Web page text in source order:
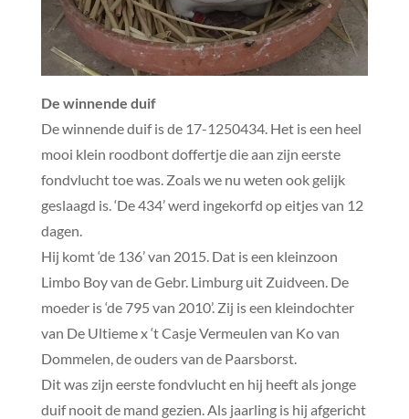
De winnende duif
De winnende duif is de 17-1250434. Het is een heel
mooi klein roodbont doffertje die aan zijn eerste
fondvlucht toe was. Zoals we nu weten ook gelijk
geslaagd is. ‘De 434’ werd ingekorfd op eitjes van 12
dagen.
Hij komt ‘de 136’ van 2015. Dat is een kleinzoon
Limbo Boy van de Gebr. Limburg uit Zuidveen. De
moeder is ‘de 795 van 2010’. Zij is een kleindochter
van De Ultieme x ‘t Casje Vermeulen van Ko van
Dommelen, de ouders van de Paarsborst.
Dit was zijn eerste fondvlucht en hij heeft als jonge
duif nooit de mand gezien. Als jaarling is hij afgericht